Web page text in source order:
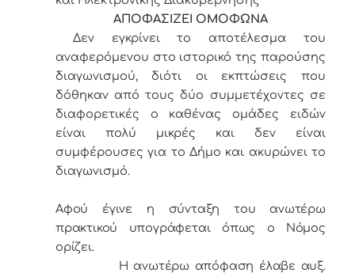
ΑΠΟΦΑΣΙΖΕΙ ΟΜΟΦΩΝΑ
Δεν εγκρίνει το αποτέλεσμα του
αναφερόμενου στο ιστορικό της παρούσης
διαγωνισμού, διότι οι εκπτώσεις που
δόθηκαν από τους δύο συμμετέχοντες σε
διαφορετικές ο καθένας ομάδες ειδών
είναι πολύ μικρές και δεν είναι
συμφέρουσες για το Δήμο και ακυρώνει το
διαγωνισμό.
Αφού έγινε η σύνταξη του ανωτέρω
πρακτικού υπογράφεται όπως ο Νόμος
ορίζει.
Η ανωτέρω απόφαση έλαβε αυξ.